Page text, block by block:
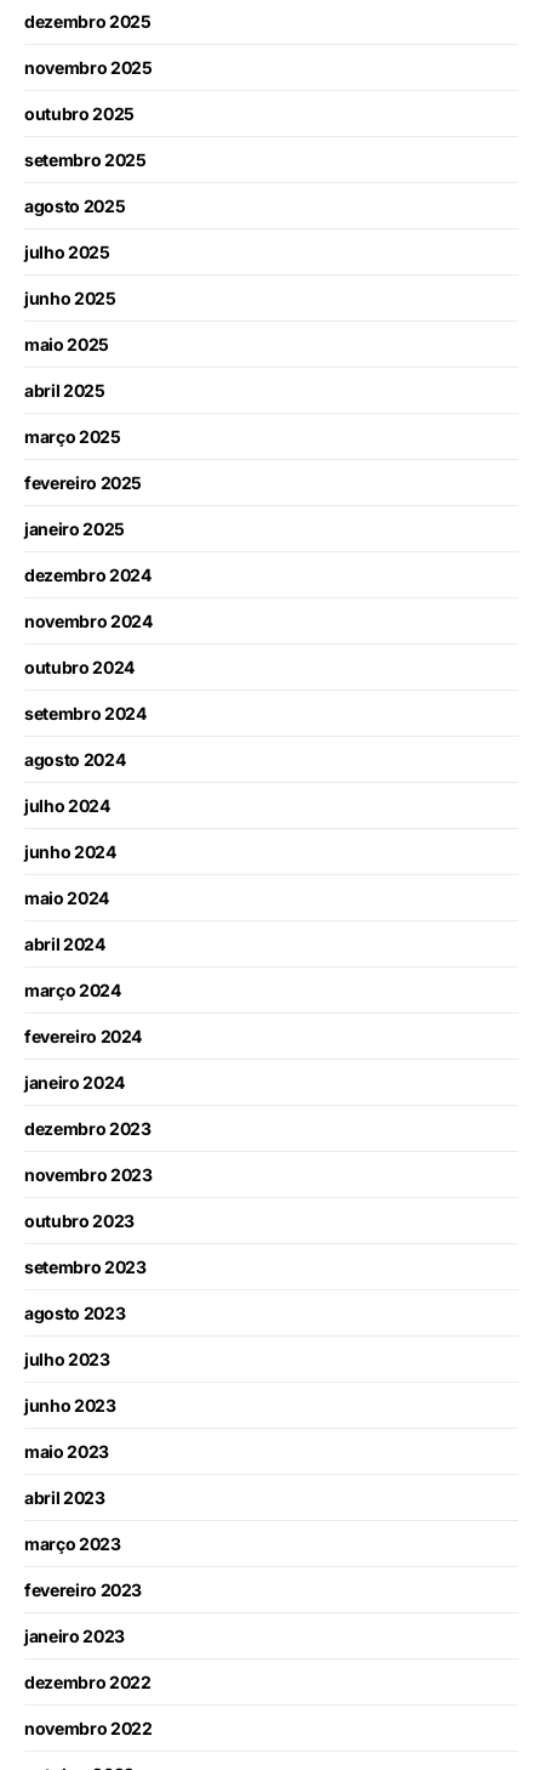
dezembro 2025
novembro 2025
outubro 2025
setembro 2025
agosto 2025
julho 2025
junho 2025
maio 2025
abril 2025
março 2025
fevereiro 2025
janeiro 2025
dezembro 2024
novembro 2024
outubro 2024
setembro 2024
agosto 2024
julho 2024
junho 2024
maio 2024
abril 2024
março 2024
fevereiro 2024
janeiro 2024
dezembro 2023
novembro 2023
outubro 2023
setembro 2023
agosto 2023
julho 2023
junho 2023
maio 2023
abril 2023
março 2023
fevereiro 2023
janeiro 2023
dezembro 2022
novembro 2022